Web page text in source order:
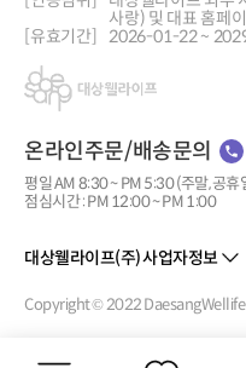
온라인주문/배송문의
평일 AM 8:30 ~ PM 5:30 (주말, 공휴
점심시간 : PM 12:00 ~ PM 1:00
사랑) 및 대표 홈페
[유효기간]
2026-01-22 ~
대상웰라이프(주) 사업자정보
Copyright © 2022